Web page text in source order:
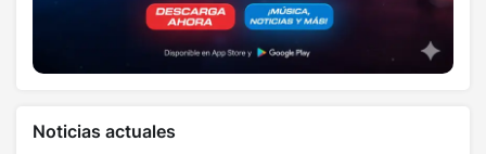
Noticias actuales